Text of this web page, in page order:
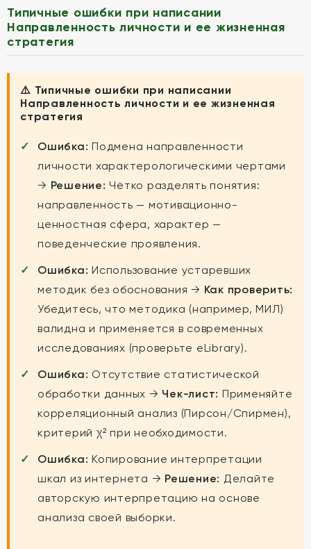
Типичные ошибки при написании
Направленность личности и ее жизненная
стратегия
⚠️ Типичные ошибки при написании
Направленность личности и ее жизненная
стратегия
Ошибка: Подмена направленности
личности характерологическими чертами
→ Решение: Чётко разделять понятия:
направленность — мотивационно-
ценностная сфера, характер —
поведенческие проявления.
Ошибка: Использование устаревших
методик без обоснования → Как проверить:
Убедитесь, что методика (например, МИЛ)
валидна и применяется в современных
исследованиях (проверьте eLibrary).
Ошибка: Отсутствие статистической
обработки данных → Чек-лист: Применяйте
корреляционный анализ (Пирсон/Спирмен),
критерий χ² при необходимости.
Ошибка: Копирование интерпретации
шкал из интернета → Решение: Делайте
авторскую интерпретацию на основе
анализа своей выборки.